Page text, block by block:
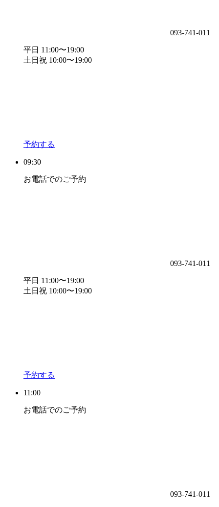
093-741-011
平日 11:00〜19:00
土日祝 10:00〜19:00
予約する
09:30
お電話でのご予約
093-741-011
平日 11:00〜19:00
土日祝 10:00〜19:00
予約する
11:00
お電話でのご予約
093-741-011